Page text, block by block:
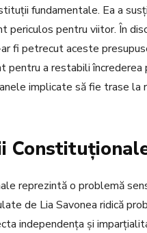
fundamentale. Ea a
pentru viitor. În
fi petrecut aceste
a restabili
implicate să fie trase la
reprezintă o problemă
de Lia Savonea ridică
independența și